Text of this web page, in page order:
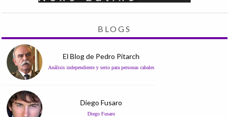
BLOGS
El Blog de Pedro Pitarch
Análisis independiente y serio para personas cabales
Diego Fusaro
Diego Fusaro